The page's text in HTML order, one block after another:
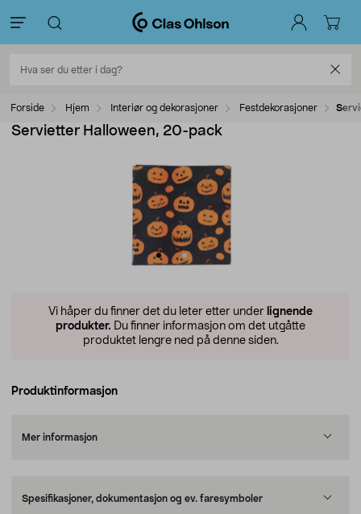
Forside Hjem Interiør og dekorasjoner Festdekorasjoner
Servietter Halloween, 20-pack
Vi håper du finner det du leter etter under lignende
produkter. Du finner informasjon om det utgåtte
produktet lengre ned på denne siden.
Produktinformasjon
Mer informasjon
Spesifikasjoner, dokumentasjon og ev. faresymboler